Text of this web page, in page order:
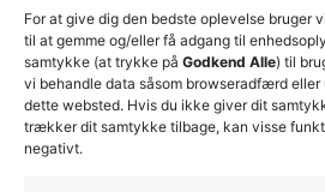
For at give dig den bedste oplevelse bruger
til at gemme og/eller få adgang til
samtykke (at trykke på Godkend Alle) til
vi behandle data såsom browseradfærd
dette websted. Hvis du ikke giver dit
trækker dit samtykke tilbage, kan visse
negativt.
99 19
19
Trænerteamet
Club